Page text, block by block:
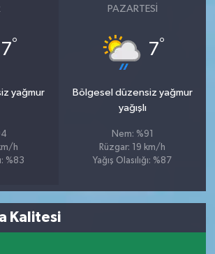
7°
yağmur
h
%83
PAZARTESI
7°
Bölgesel düzensiz yağmur
yağışlı
Nem: %91
Rüzgar: 19 km/h
Yağış Olasılığı: %87
Kalitesi